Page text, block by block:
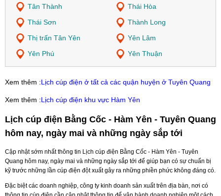
Tân Thành
Thái Hòa
Thái Sơn
Thành Long
Thị trấn Tân Yên
Yên Lâm
Yên Phú
Yên Thuận
Xem thêm :Lịch cúp điện ở tất cả các quận huyện ở Tuyên Quang
Xem thêm :Lịch cúp điện khu vực Hàm Yên
Lịch cúp điện Bằng Cốc - Hàm Yên - Tuyên Quang
hôm nay, ngày mai và những ngày sắp tới
Cập nhật sớm nhất thông tin Lịch cúp điện Bằng Cốc - Hàm Yên - Tuyên
Quang hôm nay, ngày mai và những ngày sắp tới để giúp bạn có sự chuẩn bị
kỹ trước những lần cúp điện đột xuất gây ra những phiền phức không đáng có.
Đặc biệt các doanh nghiệp, công ty kinh doanh sản xuất trên địa bàn, nơi có